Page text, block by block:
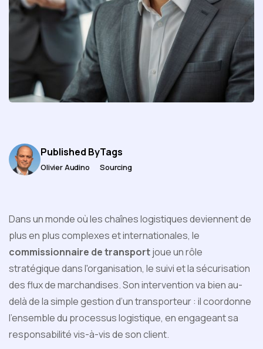
Published By
Olivier Audino
Tags
Sourcing
Dans un monde où les chaînes logistiques deviennent de
plus en plus complexes et internationales, le
commissionnaire de transportjoue un rôle
stratégique dans l'organisation, le suivi et la sécurisation
des flux de marchandises. Son intervention va bien au-
delà de la simple gestion d’un transporteur : il coordonne
l’ensemble du processus logistique, en engageant sa
responsabilité vis-à-vis de son client.